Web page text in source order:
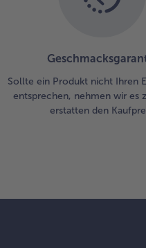
Sollte ein Produkt nicht Ihren
entsprechen, nehmen wir es
erstatten den